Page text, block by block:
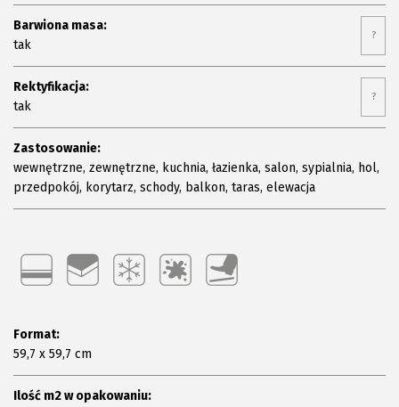
Barwiona masa:
tak
?
Rektyfikacja:
tak
?
Zastosowanie:
wewnętrzne, zewnętrzne, kuchnia, łazienka, salon, sypialnia, hol,
przedpokój, korytarz, schody, balkon, taras, elewacja
Format:
59,7 x 59,7 cm
Ilość m2 w opakowaniu: